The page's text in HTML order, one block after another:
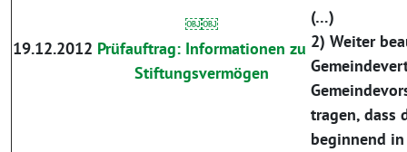
19.12.2012
￼￼
Prüfauftrag: Informationen zu
Stiftungsvermögen
(…)
2) Weiter
tragen, dass
beginnend